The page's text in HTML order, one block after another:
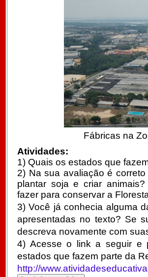
Fábricas na
Atividades:
1) Quais os estados que
2) Na sua avaliação é
plantar soja e criar animais?
fazer para conservar a
3) Você já conhecia alguma
apresentadas no texto? Se
descreva novamente com
4) Acesse o link a seguir e
estados que fazem parte da
http://